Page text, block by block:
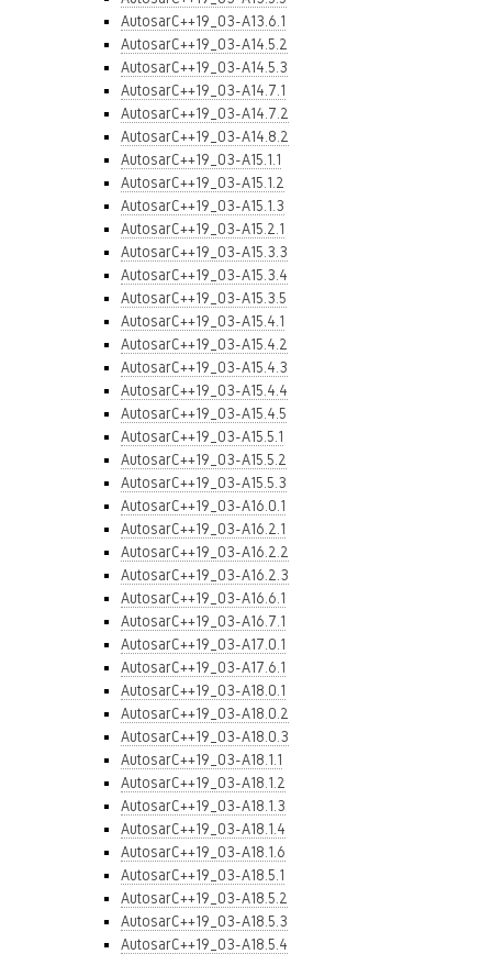
AutosarC++19_03-A13.6.1
AutosarC++19_03-A14.5.2
AutosarC++19_03-A14.5.3
AutosarC++19_03-A14.7.1
AutosarC++19_03-A14.7.2
AutosarC++19_03-A14.8.2
AutosarC++19_03-A15.1.1
AutosarC++19_03-A15.1.2
AutosarC++19_03-A15.1.3
AutosarC++19_03-A15.2.1
AutosarC++19_03-A15.3.3
AutosarC++19_03-A15.3.4
AutosarC++19_03-A15.3.5
AutosarC++19_03-A15.4.1
AutosarC++19_03-A15.4.2
AutosarC++19_03-A15.4.3
AutosarC++19_03-A15.4.4
AutosarC++19_03-A15.4.5
AutosarC++19_03-A15.5.1
AutosarC++19_03-A15.5.2
AutosarC++19_03-A15.5.3
AutosarC++19_03-A16.0.1
AutosarC++19_03-A16.2.1
AutosarC++19_03-A16.2.2
AutosarC++19_03-A16.2.3
AutosarC++19_03-A16.6.1
AutosarC++19_03-A16.7.1
AutosarC++19_03-A17.0.1
AutosarC++19_03-A17.6.1
AutosarC++19_03-A18.0.1
AutosarC++19_03-A18.0.2
AutosarC++19_03-A18.0.3
AutosarC++19_03-A18.1.1
AutosarC++19_03-A18.1.2
AutosarC++19_03-A18.1.3
AutosarC++19_03-A18.1.4
AutosarC++19_03-A18.1.6
AutosarC++19_03-A18.5.1
AutosarC++19_03-A18.5.2
AutosarC++19_03-A18.5.3
AutosarC++19_03-A18.5.4